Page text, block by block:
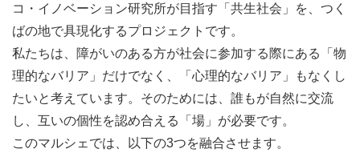
コ・イノベーション研究所が目指す「共生社会」を、つく
ばの地で具現化するプロジェクトです。
私たちは、障がいのある方が社会に参加する際にある「物
理的なバリア」だけでなく、「心理的なバリア」もなくし
たいと考えています。そのためには、誰もが自然に交流
し、互いの個性を認め合える「場」が必要です。
このマルシェでは、以下の3つを融合させます。